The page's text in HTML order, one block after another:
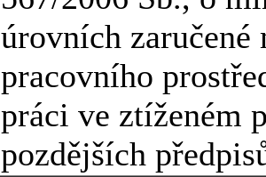
úrovních zaručené
pracovního
práci ve ztíženém
pozdějších